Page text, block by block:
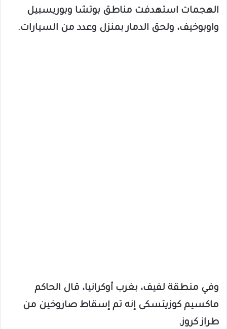
الهجمات استهدفت مناطق بوتشا وبوريسبيل
واوبوخيف، ولحق الدمار بمنزل وعدد من السيارات.
وفي منطقة لفيف، بغرب أوكرانيا، قال الحاكم
ماكسيم كوزيتسكى إنه تم إسقاط صاروخين من
طراز كروز.